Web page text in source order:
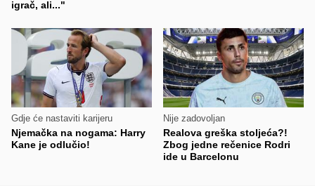
igrač, ali..."
Gdje će nastaviti karijeru
Njemačka na nogama: Harry
Kane je odlučio!
Nije zadovoljan
Realova greška stoljeća?!
Zbog jedne rečenice Rodri
ide u Barcelonu